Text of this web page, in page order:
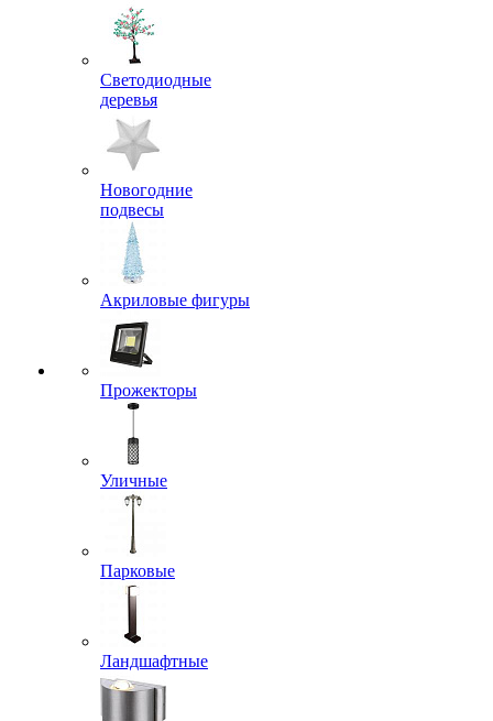
Светодиодные
деревья
Новогодние
подвесы
Акриловые фигуры
Прожекторы
Уличные
Парковые
Ландшафтные